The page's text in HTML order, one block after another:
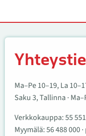
Ma–Pe 10–19, La
Saku 3, Tallinna ·
Verkkokauppa:55
Myymälä:56 488 000·